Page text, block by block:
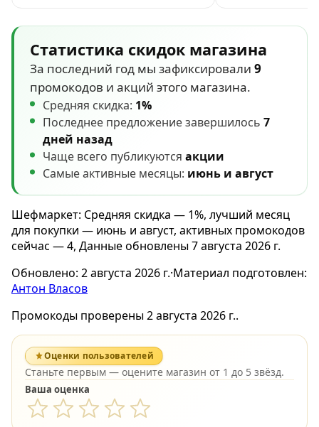
Статистика скидок магазина
За последний год мы зафиксировали 9
промокодов и акций этого магазина.
Средняя скидка: 1%
Последнее предложение завершилось 7
дней назад
Чаще всего публикуются акции
Самые активные месяцы: июнь и август
Шефмаркет: Средняя скидка — 1%, лучший месяц
для покупки — июнь и август, активных промокодов
сейчас — 4, Данные обновлены 7 августа 2026 г.
Обновлено: 2 августа 2026 г.·Материал подготовлен:
Антон Власов
Промокоды проверены 2 августа 2026 г..
Оценки пользователей
Станьте первым — оцените магазин от 1 до 5 звёзд.
Ваша оценка